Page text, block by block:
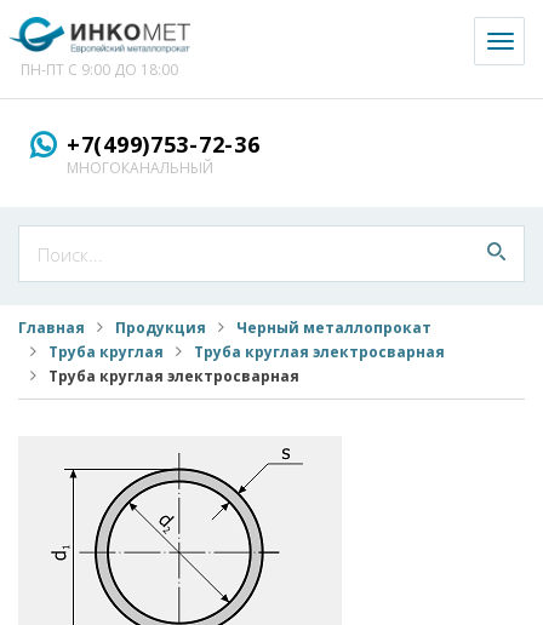
ПН-ПТ С 9:00 ДО 18:00
+7(499)753-72-36
МНОГОКАНАЛЬНЫЙ
Главная Продукция
Черный металлопрокат
Труба круглая
Труба круглая электросварная
Труба круглая электросварная